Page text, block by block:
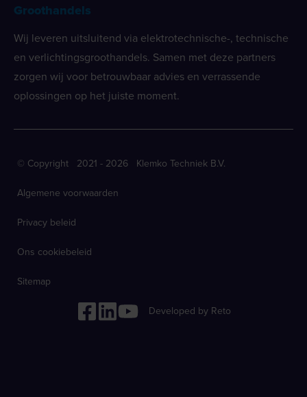
Groothandels
Wij leveren uitsluitend via elektrotechnische-, technische
en verlichtingsgroothandels. Samen met deze partners
zorgen wij voor betrouwbaar advies en verrassende
oplossingen op het juiste moment.
© Copyright 2021 - 2026 Klemko Techniek B.V.
Algemene voorwaarden
Privacy beleid
Ons cookiebeleid
Sitemap
Developed by Reto